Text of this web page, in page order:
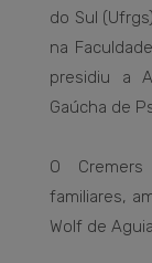
do Sul
na
presidiu a
Gaúcha de
O
familiares,
Wolf de